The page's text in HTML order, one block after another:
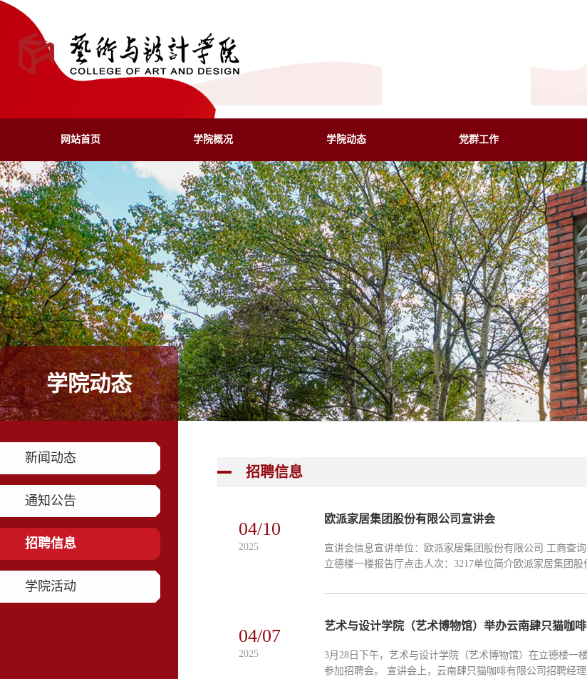
网站首页 学院概况 学院动态 党群工作
学院动态
新闻动态
通知公告
招聘信息
学院活动
招聘信息
04/10
2025
欧派家居集团股份有限公司宣讲会
宣讲会信息宣讲单位：欧派家居集团股份有限公司 工商查询宣讲时间：2025年04月16日 16:00 开始前提醒我所在学校：西南林业大学宣讲地点：
立德楼一楼报告厅点击人次：3217单位简介欧派家居集团
04/07
2025
艺术与设计学院（艺术博物馆）举办云南肆只猫咖
3月28日下午，艺术与设计学院（艺术博物馆）在立德楼一
参加招聘会。 宣讲会上，云南肆只猫咖啡有限公司招聘经